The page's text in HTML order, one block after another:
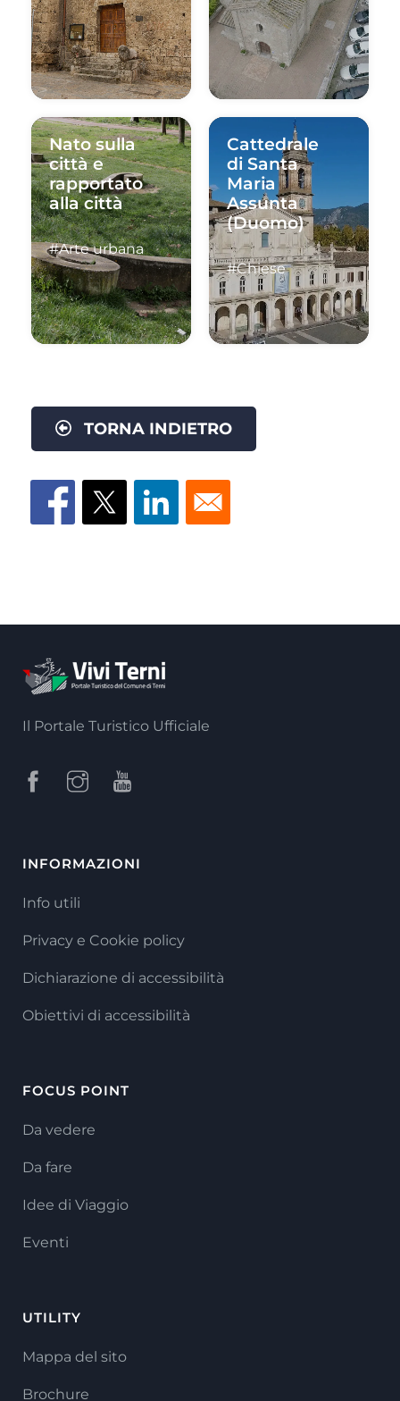
Nato sulla
città e
rapportato
alla città
#Arte urbana
Cattedrale
di Santa
Maria
Assunta
(Duomo)
#Chiese
TORNA INDIETRO
Il Portale Turistico Ufficiale
INFORMAZIONI
Info utili
Privacy e Cookie policy
Dichiarazione di accessibilità
Obiettivi di accessibilità
FOCUS POINT
Da vedere
Da fare
Idee di Viaggio
Eventi
UTILITY
Mappa del sito
Brochure